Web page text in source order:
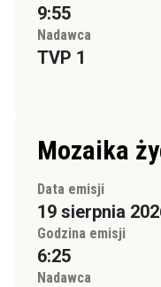
9:55
Nadawca
TVP 1
Mozaika
Data emisji
19 sierpnia
Godzina emisji
6:25
Nadawca